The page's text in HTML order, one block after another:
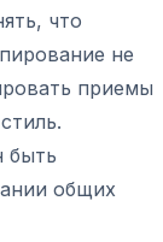
что
не
приемы
быть
общих